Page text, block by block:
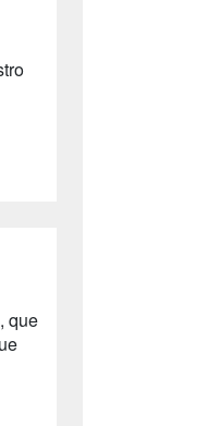
que